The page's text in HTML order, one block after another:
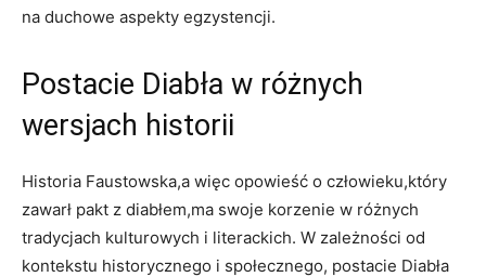
na duchowe aspekty egzystencji.
Postacie Diabła w różnych
wersjach historii
Historia Faustowska,a więc opowieść o człowieku,który
zawarł pakt z diabłem,ma swoje korzenie w różnych
tradycjach kulturowych i literackich. W zależności od
kontekstu historycznego i społecznego, postacie Diabła